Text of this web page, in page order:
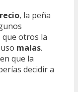
, la peña
que otros la
malas.
que la
decidir a